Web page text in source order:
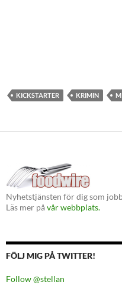
KICKSTARTER KRIMIN
Nyhetstjänsten för dig som
Läs mer påvår webbplats.
FÖLJ MIG PÅ TWITTER!
Follow @stellan